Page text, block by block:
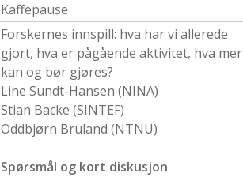
Kaffepause
Forskernes innspill: hva har vi allerede
gjort, hva er pågående aktivitet, hva mer
kan og bør gjøres?
Line Sundt-Hansen (NINA)
Stian Backe (SINTEF)
Oddbjørn Bruland (NTNU)
Spørsmål og kort diskusjon